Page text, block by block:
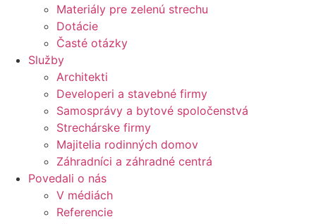
Materiály pre zelenú strechu
Dotácie
Časté otázky
Služby
Architekti
Developeri a stavebné firmy
Samosprávy a bytové spoločenstvá
Strechárske firmy
Majitelia rodinných domov
Záhradníci a záhradné centrá
Povedali o nás
V médiách
Referencie